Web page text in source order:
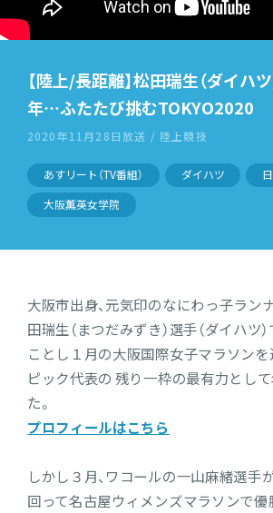
【陸上/長距離】松田瑞生（ダイハ
年…ふたたび挑むTOKYO2020
2020年11月28日放送 / 陸上競技
あすリート（TV番組） ダイハツ
大阪薫英女学院
大阪市出身、元気印のなにわっ子ラン
田瑞生（まつだみずき）選手（ダイハツ）
ことし１月の大阪国際女子マラソンを
ピック代表の 残り一枠の最有力とし
た。
プロフィールはこちら
しかし３月、ワコールの一山麻緒選手
回って名古屋ウィメンズマラソンで優